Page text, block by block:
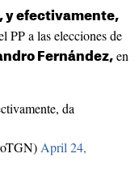
y efectivamente,
PP a las elecciones de
Fernández,en
da
April 24,